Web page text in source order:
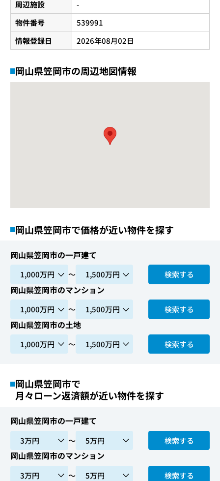
周辺施設
-
物件番号
539991
情報登録日
2026年08月02日
岡山県笠岡市の周辺地図情報
岡山県笠岡市で価格が近い物件を探す
岡山県笠岡市の一戸建て
〜 検索する
岡山県笠岡市のマンション
〜 検索する
岡山県笠岡市の土地
〜 検索する
岡山県笠岡市で
月々ローン返済額が近い物件を探す
岡山県笠岡市の一戸建て
〜 検索する
岡山県笠岡市のマンション
〜 検索する